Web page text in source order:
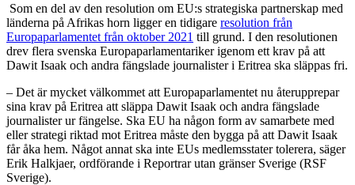
Som en del av den resolution om EU:s strategiska partnerskap med
länderna på Afrikas horn ligger en tidigare resolution från
Europaparlamentet från oktober 2021 till grund. I den resolutionen
drev flera svenska Europaparlamentariker igenom ett krav på att
Dawit Isaak och andra fängslade journalister i Eritrea ska släppas fri.
– Det är mycket välkommet att Europaparlamentet nu återupprepar
sina krav på Eritrea att släppa Dawit Isaak och andra fängslade
journalister ur fängelse. Ska EU ha någon form av samarbete med
eller strategi riktad mot Eritrea måste den bygga på att Dawit Isaak
får åka hem. Något annat ska inte EUs medlemsstater tolerera, säger
Erik Halkjaer, ordförande i Reportrar utan gränser Sverige (RSF
Sverige).